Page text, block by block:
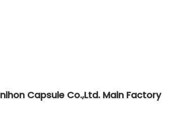
Capsule Co.,Ltd. Main Factory